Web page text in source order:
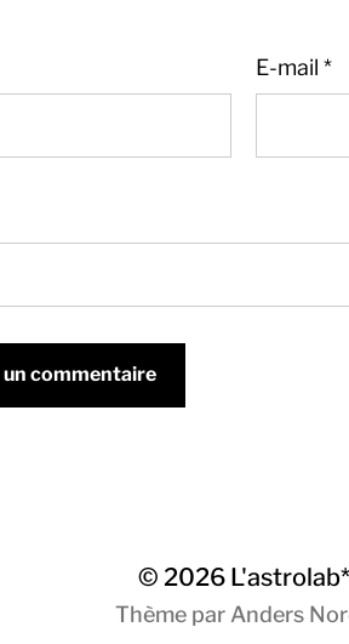
E-mail *
© 2026 L'astrolab*
Thème par Anders